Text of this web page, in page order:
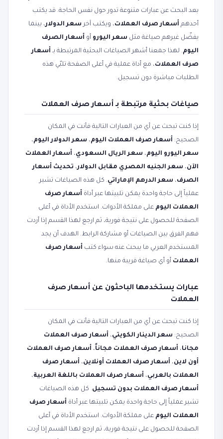
بعد البحث عن عبارات متنوعة تدور حول نفس الحاجة. قد يكتب
أحدهم أسعار صرف العملات، ويكتب آخر سعر الدولار، بينما
يفضّل غيرهم صياغة مثل سعر اليورو أو أسعار الصرف
اليوم. لهذا جمعنا أشهر الصياغات البحثية المرتبطة بـ أسعار
صرف العملات، مع أداة عملية في أعلى الصفحة تلبّي هذه
الطلبات مباشرة دون تسجيل.
صياغات بحثية مرتبطة بـ أسعار صرف العملات
إذا كنت تبحث عن أي من العبارات التالية فأنت في المكان
الصحيح: أسعار صرف العملات اليوم، سعر الدولار اليوم،
سعر اليورو اليوم، سعر الريال السعودي، أسعار العملات
الآن، سعر الجنيه المصري مقابل الدولار، تحديث أسعار
الصرف، سعر الدرهم الإماراتي. كل هذه الصياغات تشير
عملياً إلى حاجة واحدة يمكن تلبيتها عبر أداة أسعار صرف
العملات اليوم على مملكة الأدوات. استخدم الأداة في أعلى
الصفحة للحصول على نتيجة فورية، ثم ارجع لهذا القسم إذا أردت
فهم الفرق بين الصياغات أو مشاركة الرابط. الهدف أن يجد
المستخدم العربي ما يبحث عنه سواء كتب أسعار صرف
العملات أو أي صياغة قريبة منها.
عبارات يستخدمها الباحثون عن أسعار صرف
العملات
إذا كنت تبحث عن أي من العبارات التالية فأنت في المكان
الصحيح: سعر الدينار الكويتي، أسعار صرف العملات
مجانا، أسعار صرف العملات مجاناً، أسعار صرف العملات
أون لاين، أسعار صرف العملات أونلاين، أسعار صرف
العملات بالعربي، أسعار صرف العملات باللغة العربية،
أسعار صرف العملات بدون تسجيل. كل هذه الصياغات
تشير عملياً إلى حاجة واحدة يمكن تلبيتها عبر أداة أسعار صرف
العملات اليوم على مملكة الأدوات. استخدم الأداة في أعلى
الصفحة للحصول على نتيجة فورية، ثم ارجع لهذا القسم إذا أردت